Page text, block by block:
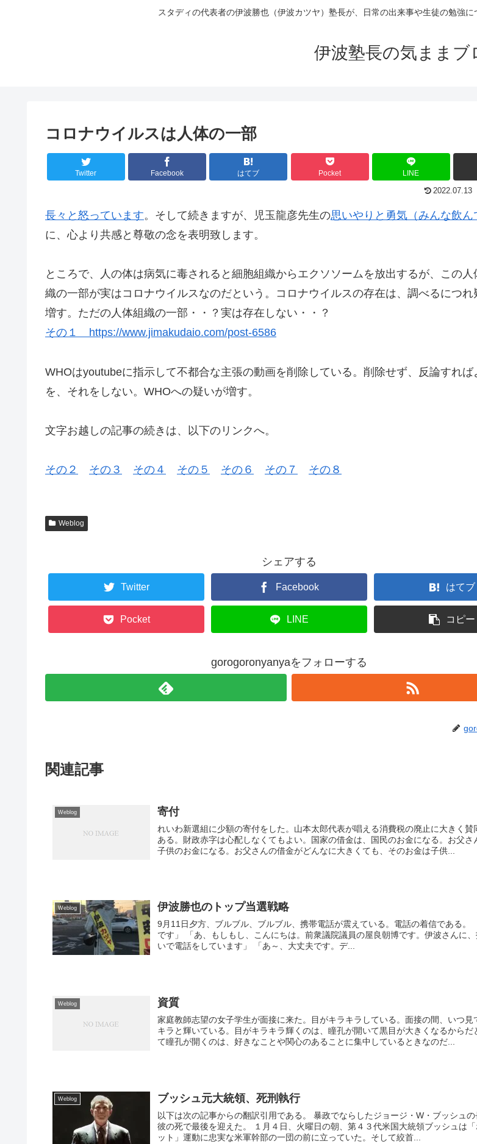
スタディの代表者の伊波勝也（伊波カツヤ）塾長が、日常の出来事や生徒の勉強
伊波塾長の気ままブ
コロナウイルスは人体の一部
Twitter Facebook はてブ Pocket LINE
2022.07.13
長々と怒っています。そして続きますが、児玉龍彦先生の思いやりと勇気（みんな飲ん
に、心より共感と尊敬の念を表明致します。
ところで、人の体は病気に毒されると細胞組織からエクソソームを放出するが、この人
織の一部が実はコロナウイルスなのだという。コロナウイルスの存在は、調べるにつれ
増す。ただの人体組織の一部・・？実は存在しない・・？
その１ https://www.jimakudaio.com/post-6586
WHOはyoutubeに指示して不都合な主張の動画を削除している。削除せず、反論すれば
を、それをしない。WHOへの疑いが増す。
文字お越しの記事の続きは、以下のリンクへ。
その２ その３ その４ その５ その６ その７ その８
Weblog
シェアする
Twitter Facebook はてブ
Pocket LINE コピー
gorogoronyanyaをフォローする
関連記事
Weblog 寄付
れいわ新選組に少額の寄付をした。山本太郎代表が唱える消費税の廃止に大きく賛
ある。財政赤字は心配しなくてもよい。国家の借金は、国民のお金になる。お父さ
子供のお金になる。お父さんの借金がどんなに大きくても、そのお金は子供...
Weblog 伊波勝也のトップ当選戦略
9月11日夕方、ブルブル、ブルブル、携帯電話が震えている。電話の着信である。
です」 「あ、もしもし、こんにちは。前衆議院議員の屋良朝博です。伊波さんに
いで電話をしています」 「あ～、大丈夫です。デ...
Weblog 資質
家庭教師志望の女子学生が面接に来た。目がキラキラしている。面接の間、いつ見
キラと輝いている。目がキラキラ輝くのは、瞳孔が開いて黒目が大きくなるからだ
て瞳孔が開くのは、好きなことや関心のあることに集中しているときなのだ...
Weblog ブッシュ元大統領、死刑執行
以下は次の記事からの翻訳引用である。 暴政でならしたジョージ・W・ブッシュ
彼の死で最後を迎えた。 １月４日、火曜日の朝、第４３代米国大統領ブッシュは
ット」運動に忠実な米軍幹部の一団の前に立っていた。そして絞首...